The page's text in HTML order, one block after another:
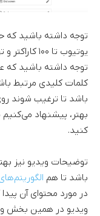
توجه داشته باشید که
توجه داشته باشید که
کلمات کلیدی مرتبط
باشد تا ترغیب شوند
بهتر، پیشنهاد
کنید.
توضیحات ویدیو نیز
باشد تا هم
در مورد محتوای آن پیدا
ویدیو در همین بخش و